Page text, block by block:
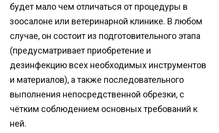
будет мало чем отличаться от процедуры в
зоосалоне или ветеринарной клинике. В любом
случае, он состоит из подготовительного этапа
(предусматривает приобретение и
дезинфекцию всех необходимых инструментов
и материалов), а также последовательного
выполнения непосредственной обрезки, с
чётким соблюдением основных требований к
ней.